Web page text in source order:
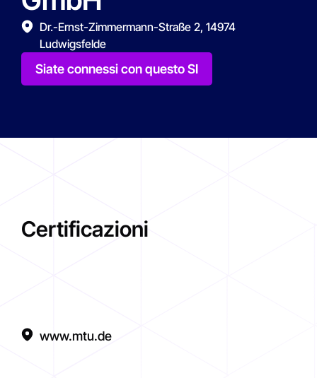
Dr.-Ernst-Zimmermann-Straße 2, 14974
Ludwigsfelde
Siate connessi con questo SI
Certificazioni
www.mtu.de